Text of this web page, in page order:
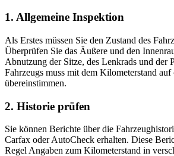
1. Allgemeine Inspektion
Als Erstes müssen Sie den Zustand des
Überprüfen Sie das Äußere und den
Abnutzung der Sitze, des Lenkrads und der
Fahrzeugs muss mit dem Kilometerstand auf
übereinstimmen.
2. Historie prüfen
Sie können Berichte über die
Carfax oder AutoCheck erhalten. Diese
Regel Angaben zum Kilometerstand in